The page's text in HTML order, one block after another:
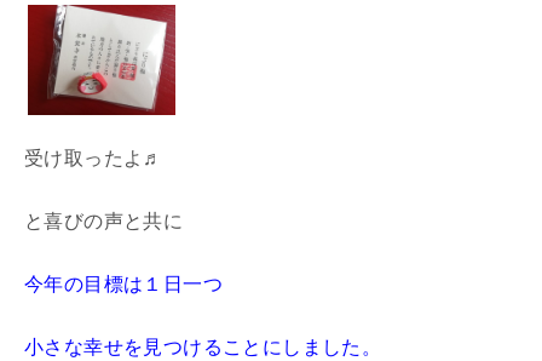
受け取ったよ♬
と喜びの声と共に
今年の目標は１日一つ
小さな幸せを見つけることにしました。